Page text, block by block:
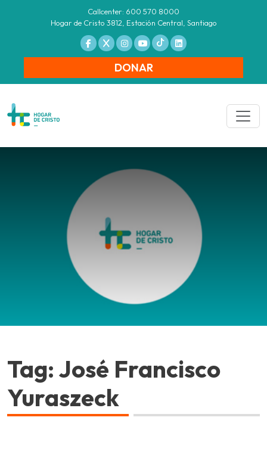
Callcenter: 600 570 8000
Hogar de Cristo 3812, Estación Central, Santiago
DONAR
Tag: José Francisco
Yuraszeck